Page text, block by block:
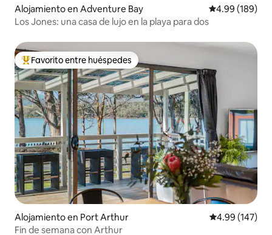
Alojamiento en Adventure Bay Calificación
4.99 (189)
Los Jones: una casa de lujo en la playa para dos
Favorito entre huéspedes preferido
Favorito entre huéspedes
Alojamiento en Port Arthur Calificación
4.99 (147)
Fin de semana con Arthur